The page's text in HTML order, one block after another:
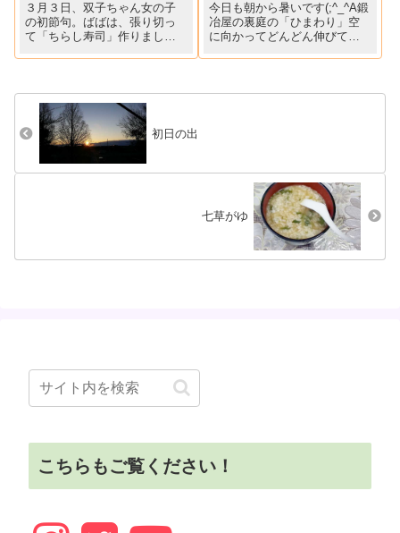
３月３日、双子ちゃん女の子
の初節句。ばばは、張り切っ
て「ちらし寿司」作りまし
らしの具は、「いくら・エ
ビ・酢蓮・ニンジン・錦糸
卵・菜の花・キヌサヤ・でん
ぶ」彩りよく...
今日も朝から暑いです(;^_^A鍛
冶屋の裏庭の「ひまわり」空
に向かってどんどん伸びて大
冶屋のゴッドマザー‼空に向か
初日の出
七草がゆ
こちらもご覧ください！